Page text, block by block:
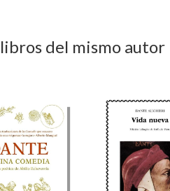
del mismo autor